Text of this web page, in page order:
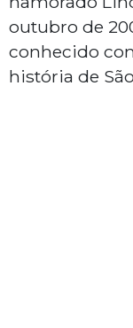
outubro de
conhecido
história de